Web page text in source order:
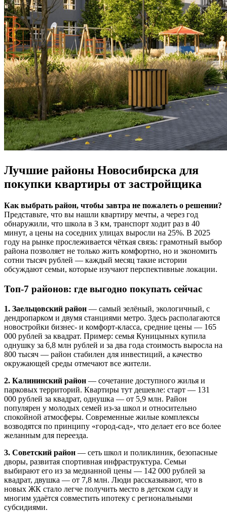
Лучшие районы Новосибирска для
покупки квартиры от застройщика
Как выбрать район, чтобы завтра не пожалеть о решении?
Представьте, что вы нашли квартиру мечты, а через год
обнаружили, что школа в 3 км, транспорт ходит раз в 40
минут, а цены на соседних улицах выросли на 25%. В 2025
году на рынке прослеживается чёткая связь: грамотный выбор
района позволяет не только жить комфортно, но и экономить
сотни тысяч рублей — каждый месяц такие истории
обсуждают семьи, которые изучают перспективные локации.
Топ-7 районов: где выгодно покупать сейчас
1. Заельцовский район — самый зелёный, экологичный, с
дендропарком и двумя станциями метро. Здесь располагаются
новостройки бизнес- и комфорт-класса, средние цены — 165
000 рублей за квадрат. Пример: семья Куницыных купила
однушку за 6,8 млн рублей и за два года стоимость выросла на
800 тысяч — район стабилен для инвестиций, а качество
окружающей среды отмечают все жители.
2. Калининский район — сочетание доступного жилья и
парковых территорий. Квартиры тут дешевле: старт — 131
000 рублей за квадрат, однушка — от 5,9 млн. Район
популярен у молодых семей из-за школ и относительно
спокойной атмосферы. Современные жилые комплексы
возводятся по принципу «город-сад», что делает его все более
желанным для переезда.
3. Советский район — сеть школ и поликлиник, безопасные
дворы, развитая спортивная инфраструктура. Семьи
выбирают его из за медианной цены — 142 000 рублей за
квадрат, двушка — от 7,8 млн. Люди рассказывают, что в
новых ЖК стало легче получить место в детском саду и
многим удаётся совместить ипотеку с региональными
субсидиями.